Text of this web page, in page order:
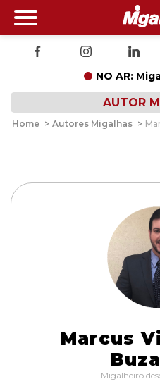
NO AR:
AUTOR
Home > Autores Migalhas >
Marcus
Migalheiro